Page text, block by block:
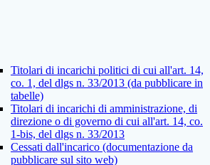
Titolari di incarichi politici di cui all'art. 14,
co. 1, del dlgs n. 33/2013 (da pubblicare in
tabelle)
Titolari di incarichi di amministrazione, di
direzione o di governo di cui all'art. 14, co.
1-bis, del dlgs n. 33/2013
Cessati dall'incarico (documentazione da
pubblicare sul sito web)